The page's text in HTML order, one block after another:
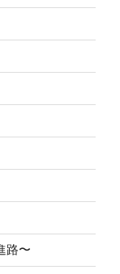
路〜